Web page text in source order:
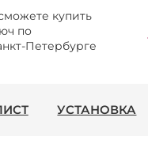
купить
по
Петербурге
УСТАНОВКА